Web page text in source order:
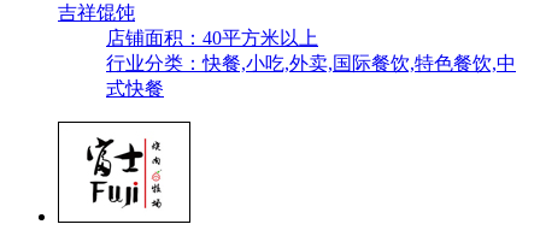
吉祥馄饨
店铺面积：40平方米以上
行业分类：快餐,小吃,外卖,国际餐饮,特色餐饮,中
式快餐